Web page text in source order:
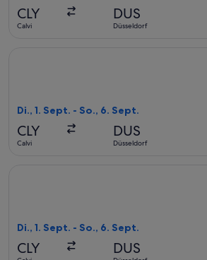
CLY
Calvi
DUS
Düsseldorf
Di., 1. Sept. - So., 6. Sept.
CLY
Calvi
DUS
Düsseldorf
Di., 1. Sept. - So., 6. Sept.
CLY DUS